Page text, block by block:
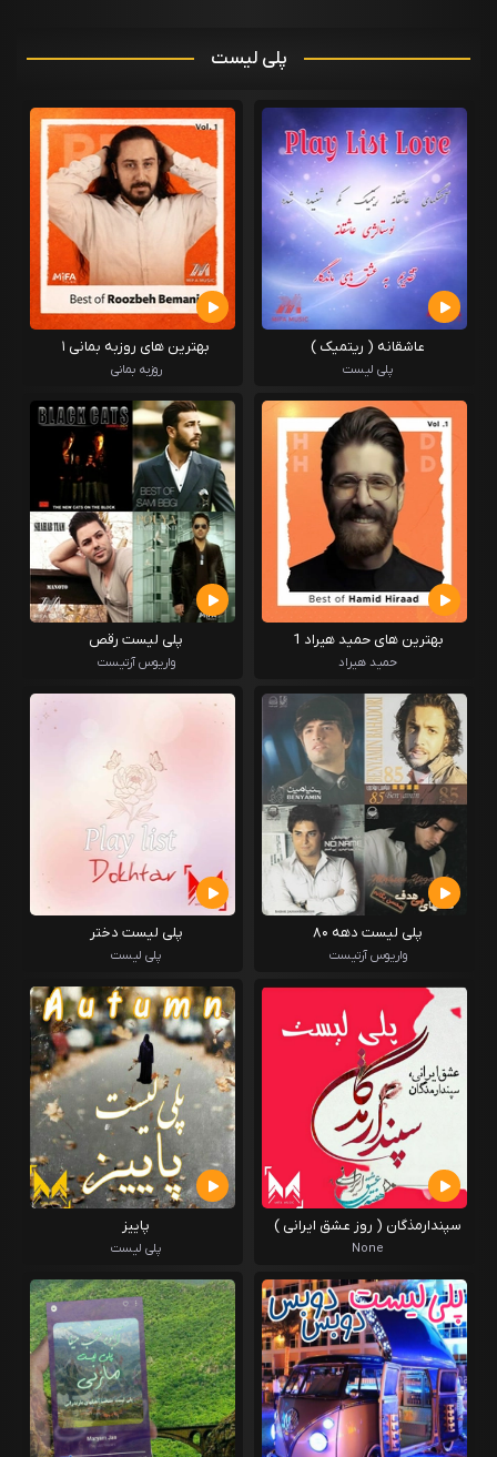
پلی لیست
عاشقانه ( ریتمیک )
پلی لیست
بهترین های روزبه بمانی ۱
روزبه بمانی
بهترین های حمید هیراد 1
حمید هیراد
پلی لیست رقص
واریوس آرتیست
پلی لیست دهه ۸۰
واریوس آرتیست
پلی لیست دختر
پلی لیست
سپندارمذگان ( روز عشق ایرانی )
None
پاییز
پلی لیست